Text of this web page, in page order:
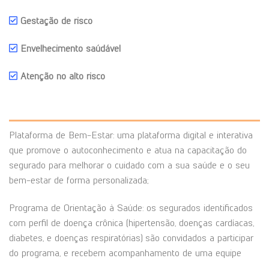
Gestação de risco
Envelhecimento saúdável
Atenção no alto risco
Plataforma de Bem-Estar: uma plataforma digital e interativa
que promove o autoconhecimento e atua na capacitação do
segurado para melhorar o cuidado com a sua saúde e o seu
bem-estar de forma personalizada;
Programa de Orientação à Saúde: os segurados identificados
com perfil de doença crônica (hipertensão, doenças cardíacas,
diabetes, e doenças respiratórias) são convidados a participar
do programa, e recebem acompanhamento de uma equipe